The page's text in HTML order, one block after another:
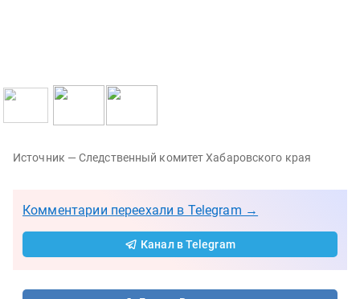
Источник — Следственный комитет Хабаровского края
Комментарии переехали в Telegram →
Канал в Telegram